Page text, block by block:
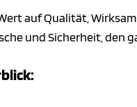
auf Qualität,
und Sicherheit, den